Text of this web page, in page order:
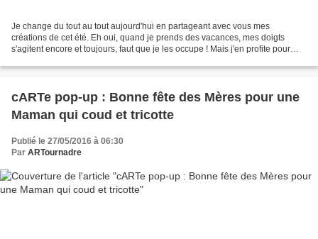
Je change du tout au tout aujourd'hui en partageant avec vous mes
créations de cet été. Eh oui, quand je prends des vacances, mes doigts
s'agitent encore et toujours, faut que je les occupe ! Mais j'en profite pour
cARTe pop-up : Bonne fête des Mères pour une
Maman qui coud et tricotte
Publié le 27/05/2016 à 06:30
Par ARTournadre